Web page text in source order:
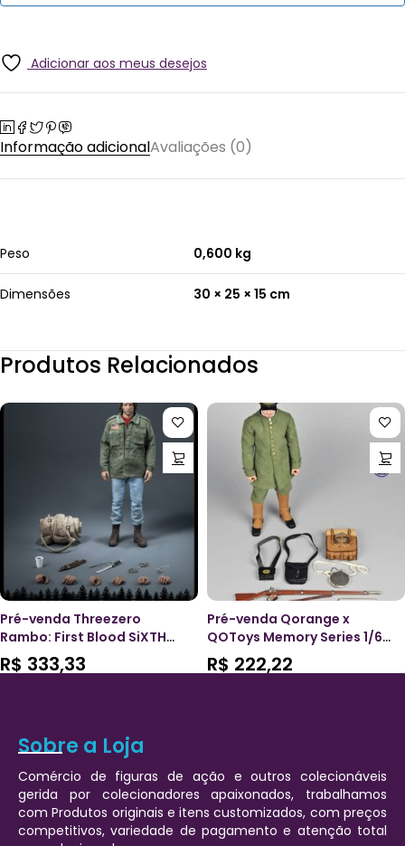
Adicionar aos meus desejos
Informação adicionalAvaliações (0)
Peso 0,600 kg
Dimensões 30 × 25 × 15 cm
Produtos Relacionados
Pré-venda Threezero
Rambo: First Blood SiXTH
John Rambo (Field Jacket)
1/6 Scale Action Figure
R$ 333,33
Pré-venda Qorange x
QOToys Memory Series 1/6
Scale Accessory Set
American Civil War Sniper
R$ 222,22
Sobre a Loja
Comércio de figuras de ação e outros colecionáveis
gerida por colecionadores apaixonados, trabalhamos
com Produtos originais e itens customizados, com preços
competitivos, variedade de pagamento e atenção total